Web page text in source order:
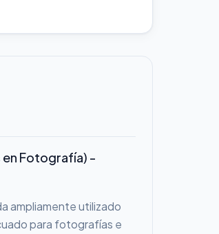
en Fotografía) -
ampliamente utilizado
para fotografías e